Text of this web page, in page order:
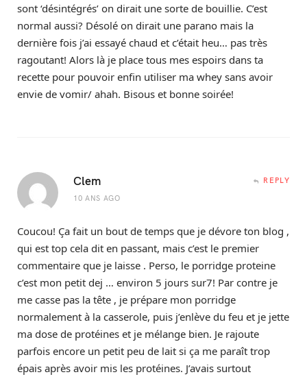
sont ‘désintégrés’ on dirait une sorte de bouillie. C’est
normal aussi? Désolé on dirait une parano mais la
dernière fois j’ai essayé chaud et c’était heu… pas très
ragoutant! Alors là je place tous mes espoirs dans ta
recette pour pouvoir enfin utiliser ma whey sans avoir
envie de vomir/ ahah. Bisous et bonne soirée!
Clem
10 ANS AGO
REPLY
Coucou! Ça fait un bout de temps que je dévore ton blog ,
qui est top cela dit en passant, mais c’est le premier
commentaire que je laisse . Perso, le porridge proteine
c’est mon petit dej … environ 5 jours sur7! Par contre je
me casse pas la tête , je prépare mon porridge
normalement à la casserole, puis j’enlève du feu et je jette
ma dose de protéines et je mélange bien. Je rajoute
parfois encore un petit peu de lait si ça me paraît trop
épais après avoir mis les protéines. J’avais surtout